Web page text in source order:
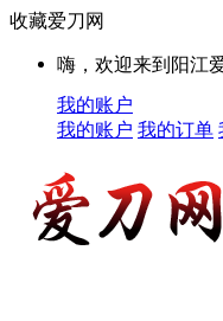
收藏爱刀网
嗨，欢迎来到阳江
我的账户
我的账户 我的订单